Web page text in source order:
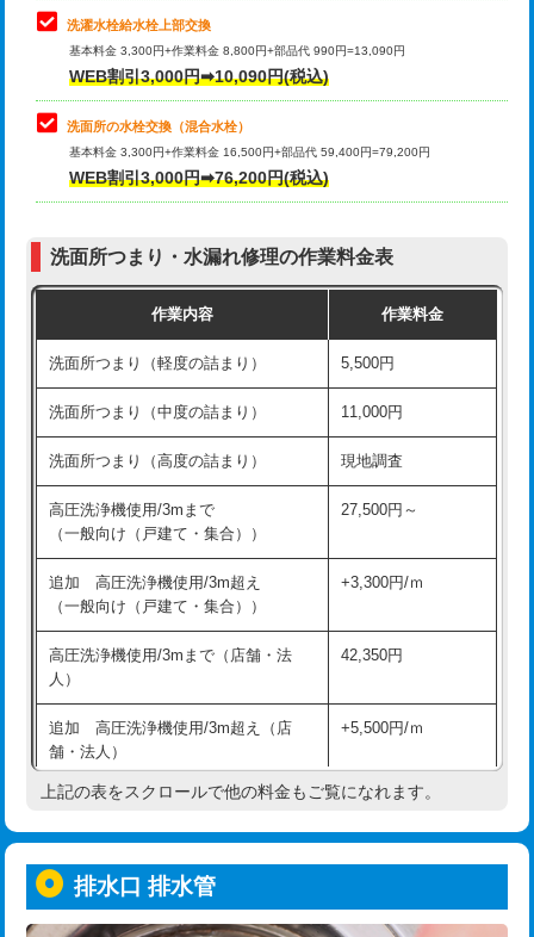
排水管工事（追加 排水管工事/3ｍ超
え）
マス交換（土の掘削・埋め戻し作業）
マス交換（深さ50㎝未満）
マス交換（深さ50㎝以上）
モルタル補修（厚さ10㎝まで） 27,500円
モルタル補修（厚さ10㎝超え） 38,500円
洗面台設置 38,500円
バスタブ設置 現場見積
追加人工 16,500円
廃棄・処分 現場見積
※給水管工事は20mmまでの価格です。
交換・取付（タンク）
交換・取付(単水栓（壁付・デッキ
式）)
交換・取付(混合水栓（壁付・デッキ
式・ワンホール）)
16,500円+材料費
（P/S/ポップアップ））
交換・取付（その他部品） 11,000円+材料費
持込商品取付（単水栓） 13,200円
持込商品取付（混合水栓） 16,500円
持込商品取付（浄水器・分岐水栓） 16,500円
給水管工事※（ホール加工) 16,500円
給水管工事※（バンド止め)
給水管工事※（支持金具設置) 5,500円
給水管工事※（保温材使用（バンド止
め込み）)
5,500円
給水管工事※（土の掘削・埋め戻し作
業)
11,000円
給水管工事※（塩ビ管（VP・HI）使
用/3ｍまで)
用（追加）/3ｍ超え)
給水管工事※（ライニング鋼管・銅
44,000円
洗濯水栓給水栓上部交換
基本料金 3,300円+作業料金 8,800円+部品代 990円=13,090円
WEB割引3,000円➡10,090円(税込)
洗面所の水栓交換（混合水栓）
基本料金 3,300円+作業料金 16,500円+部品代 59,400円=79,200円
WEB割引3,000円➡76,200円(税込)
洗面所つまり・水漏れ修理の作業料金表
作業内容 作業料金
洗面所つまり（軽度の詰まり） 5,500円
洗面所つまり（中度の詰まり） 11,000円
洗面所つまり（高度の詰まり） 現地調査
高圧洗浄機使用/3mまで
（一般向け（戸建て・集合））
27,500円～
追加 高圧洗浄機使用/3m超え
（一般向け（戸建て・集合））
+3,300円/ｍ
高圧洗浄機使用/3mまで（店舗・法
人）
42,350円
追加 高圧洗浄機使用/3m超え（店
舗・法人）
+5,500円/ｍ
高度高圧洗浄換 現地調査
トーラー機使用/3mまで
上記の表をスクロールで他の料金もご覧になれます。
排水口 排水管